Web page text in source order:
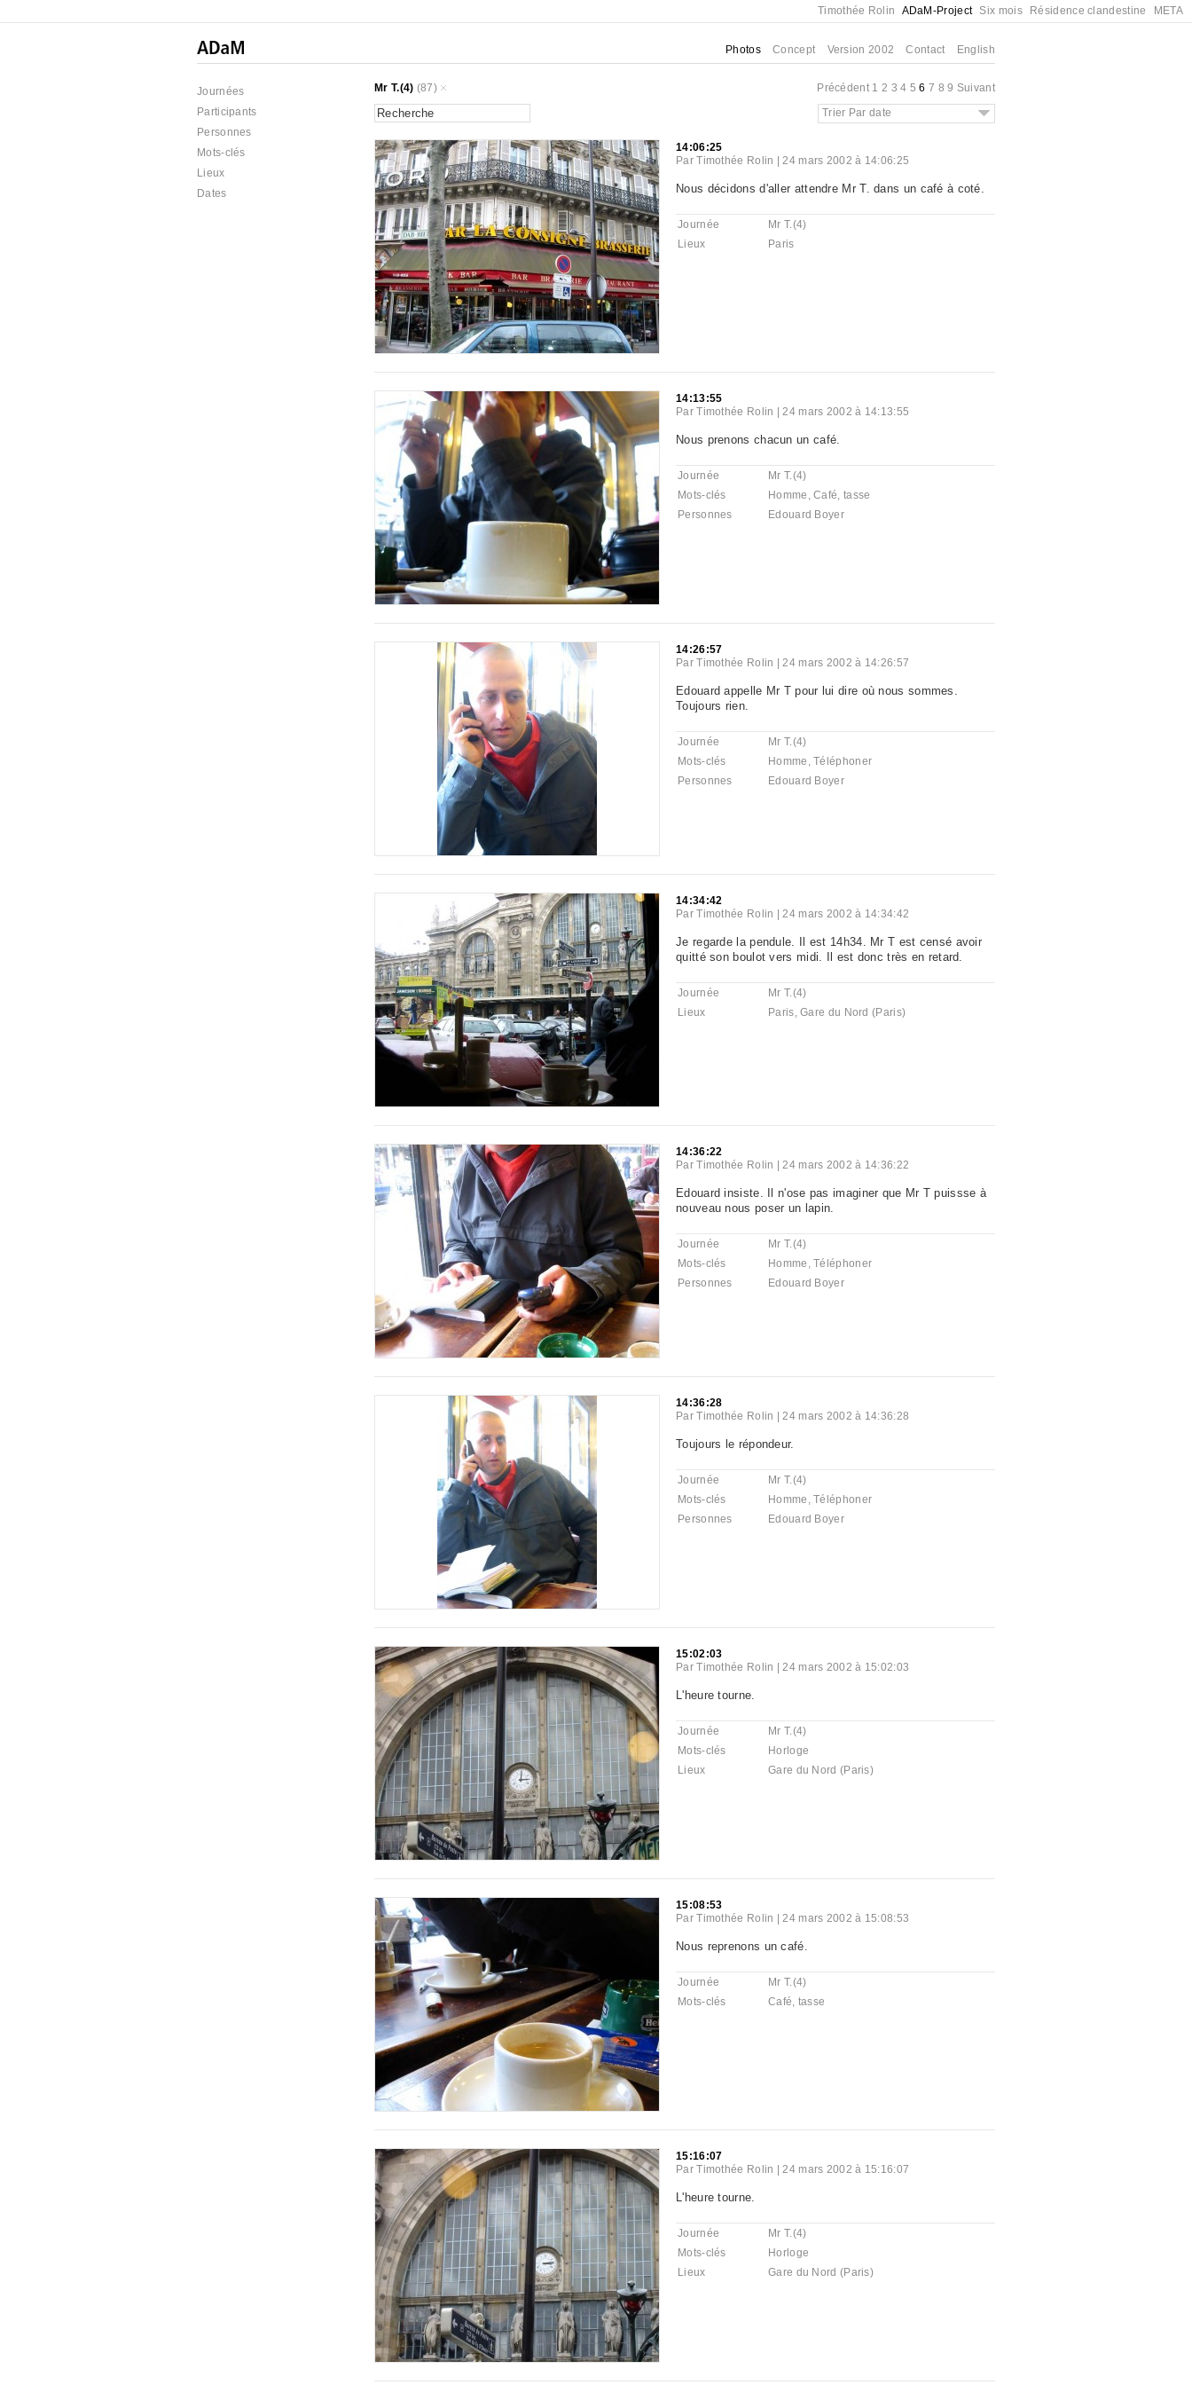
Timothée Rolin ADaM-Project Six mois Résidence clandestine META
Photos Concept Version 2002 Contact English
Journées
Participants
Personnes
Mots-clés
Lieux
Dates
Mr T.(4) (87) Précédent 1 2 3 4 5 6 7 8 9 Suivant
Trier Par date
14:06:25
ParTimothée Rolin |24 mars 2002 à 14:06:25
Nous décidons d'aller attendre Mr T. dans un café à coté.
Journée
Mr T.(4)
Lieux
Paris
14:13:55
ParTimothée Rolin |24 mars 2002 à 14:13:55
Nous prenons chacun un café.
Journée
Mr T.(4)
Mots-clés
Homme ,Café, tasse
Personnes
Edouard Boyer
14:26:57
ParTimothée Rolin |24 mars 2002 à 14:26:57
Edouard appelle Mr T pour lui dire où nous sommes.
Toujours rien.
Journée
Mr T.(4)
Mots-clés
Homme ,Téléphoner
Personnes
Edouard Boyer
14:34:42
ParTimothée Rolin |24 mars 2002 à 14:34:42
Je regarde la pendule. Il est 14h34. Mr T est censé avoir
quitté son boulot vers midi. Il est donc très en retard.
Journée
Mr T.(4)
Lieux
Paris,Gare du Nord (Paris)
14:36:22
ParTimothée Rolin |24 mars 2002 à 14:36:22
Edouard insiste. Il n'ose pas imaginer que Mr T puissse à
nouveau nous poser un lapin.
Journée
Mr T.(4)
Mots-clés
Homme ,Téléphoner
Personnes
Edouard Boyer
14:36:28
ParTimothée Rolin |24 mars 2002 à 14:36:28
Toujours le répondeur.
Journée
Mr T.(4)
Mots-clés
Homme ,Téléphoner
Personnes
Edouard Boyer
15:02:03
ParTimothée Rolin |24 mars 2002 à 15:02:03
L'heure tourne.
Journée
Mr T.(4)
Mots-clés
Horloge
Lieux
Gare du Nord (Paris)
15:08:53
ParTimothée Rolin |24 mars 2002 à 15:08:53
Nous reprenons un café.
Journée
Mr T.(4)
Mots-clés
Café, tasse
15:16:07
ParTimothée Rolin |24 mars 2002 à 15:16:07
L'heure tourne.
Journée
Mr T.(4)
Mots-clés
Horloge
Lieux
Gare du Nord (Paris)